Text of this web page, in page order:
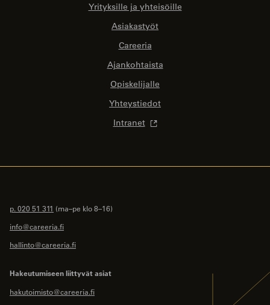
Yrityksille ja yhteisöille
Asiakastyöt
Careeria
Ajankohtaista
Opiskelijalle
Yhteystiedot
Intranet
p. 020 51 311 (ma–pe klo 8–16)
info@careeria.fi
hallinto@careeria.fi
Hakeutumiseen liittyvät asiat
hakutoimisto@careeria.fi